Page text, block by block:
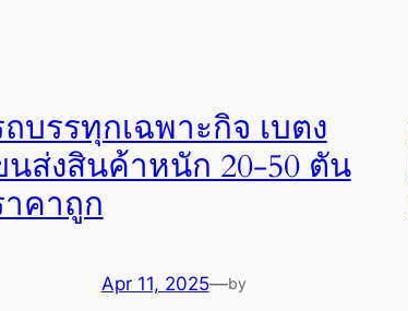
บรรทุกเฉพาะกิจ เบตง
ส่งสินค้าหนัก 20-50 ตัน
คาถูก
Apr 11, 2025—by